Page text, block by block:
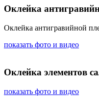
Оклейка
Оклейка антигравийной
показать фото и видео
Оклейка элементов
показать фото и видео